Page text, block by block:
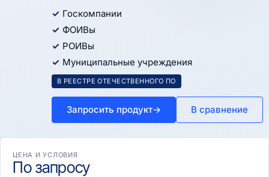
Госкомпании
ФОИВы
РОИВы
Муниципальные учреждения
В РЕЕСТРЕ ОТЕЧЕСТВЕННОГО ПО
Запросить продукт→ В сравнение
ЦЕНА И УСЛОВИЯ
По запросу